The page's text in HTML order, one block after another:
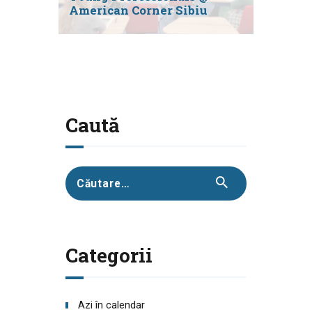
American Corner Sibiu
Caută
Caută
după:
Categorii
Azi în calendar